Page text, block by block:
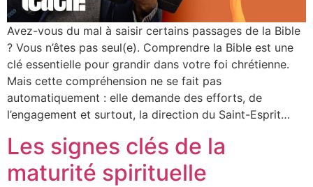
Avez-vous du mal à saisir certains passages de la Bible
? Vous n’êtes pas seul(e). Comprendre la Bible est une
clé essentielle pour grandir dans votre foi chrétienne.
Mais cette compréhension ne se fait pas
automatiquement : elle demande des efforts, de
l’engagement et surtout, la direction du Saint-Esprit…
Les signes clés de la
maturité spirituelle